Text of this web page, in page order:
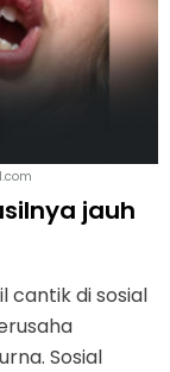
jauh
cantik di sosial
Sosial